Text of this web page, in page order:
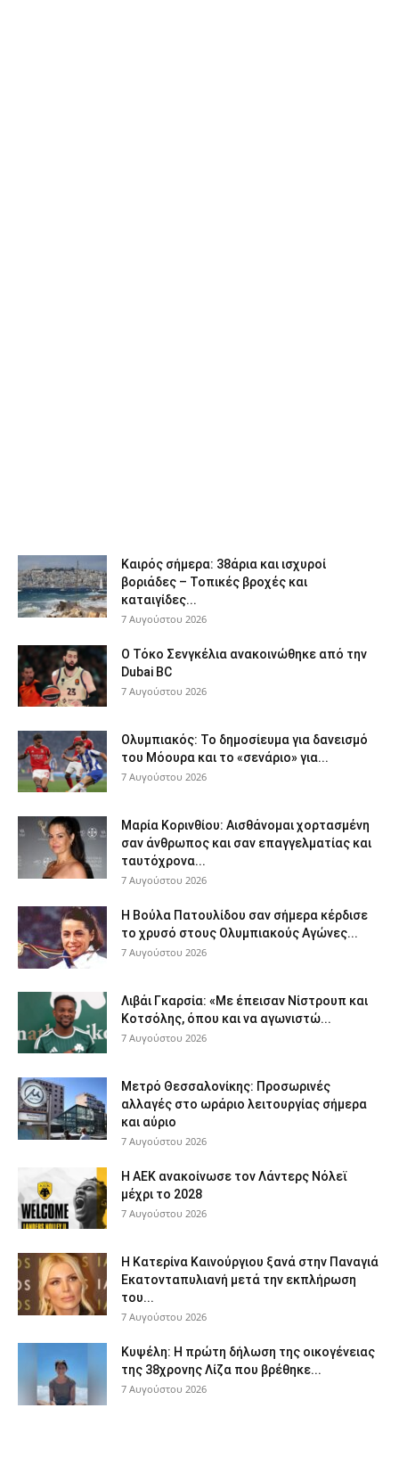
Καιρός σήμερα: 38άρια και ισχυροί
βοριάδες – Τοπικές βροχές και
καταιγίδες...
7 Αυγούστου 2026
Ο Τόκο Σενγκέλια ανακοινώθηκε από την
Dubai BC
7 Αυγούστου 2026
Ολυμπιακός: Το δημοσίευμα για δανεισμό
του Μόουρα και το «σενάριο» για...
7 Αυγούστου 2026
Μαρία Κορινθίου: Αισθάνομαι χορτασμένη
σαν άνθρωπος και σαν επαγγελματίας και
ταυτόχρονα...
7 Αυγούστου 2026
Η Βούλα Πατουλίδου σαν σήμερα κέρδισε
το χρυσό στους Ολυμπιακούς Αγώνες...
7 Αυγούστου 2026
Λιβάι Γκαρσία: «Με έπεισαν Νίστρουπ και
Κοτσόλης, όπου και να αγωνιστώ...
7 Αυγούστου 2026
Μετρό Θεσσαλονίκης: Προσωρινές
αλλαγές στο ωράριο λειτουργίας σήμερα
και αύριο
7 Αυγούστου 2026
Η ΑΕΚ ανακοίνωσε τον Λάντερς Νόλεϊ
μέχρι το 2028
7 Αυγούστου 2026
Η Κατερίνα Καινούργιου ξανά στην Παναγιά
Εκατονταπυλιανή μετά την εκπλήρωση
του...
7 Αυγούστου 2026
Κυψέλη: Η πρώτη δήλωση της οικογένειας
της 38χρονης Λίζα που βρέθηκε...
7 Αυγούστου 2026